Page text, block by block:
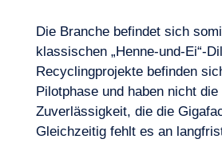
Die Branche befindet sich
klassischen „Henne-und-Ei“-
Recyclingprojekte befinden
Pilotphase und haben nicht
Zuverlässigkeit, die die
Gleichzeitig fehlt es an